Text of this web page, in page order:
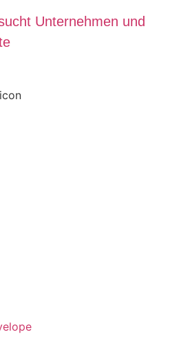
Unternehmen und